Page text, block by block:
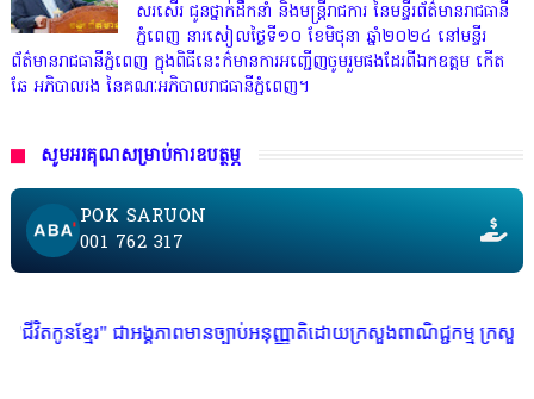
សរសើរ ជូនថ្នាក់ដឹកនាំ និងមន្ត្រីរាជការ នៃមន្ទីរព័ត៌មានរាជធានី
ភ្នំពេញ នារសៀលថ្ងៃទី១០ ខែមិថុនា ឆ្នាំ២០២៤ នៅមន្ទីរ
ព័ត៌មានរាជធានីភ្នំពេញ ក្នុងពិធីនេះក៌មានការអញ្ជើញចូមរួមផងដែរពីឯកឧត្តម កើត
ឆែ អភិបាលរង នៃគណៈអភិបាលរាជធានីភ្នំពេញ។
សូមអរគុណសម្រាប់ការឧបត្ថម្ភ
POK SARUON
001 762 317
ជាអង្គភាពមានច្បាប់អនុញ្ញាតិដោយក្រសួងពាណិជ្ជកម្ម ក្រសួងការងារ ក្រសួ